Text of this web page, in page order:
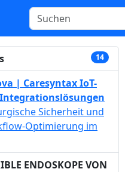
14
| Caresyntax IoT-
Sicherheit und
Optimierung im
ENDOSKOPE VON